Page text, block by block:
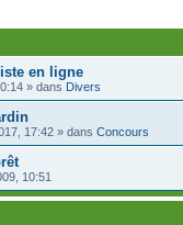
en ligne
» dans Divers
17:42 » dans Concours
10:51